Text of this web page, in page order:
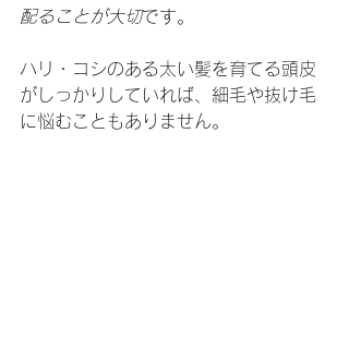
配ることが大切です。
ハリ・コシのある太い髪を育てる頭皮
がしっかりしていれば、細毛や抜け毛
に悩むこともありません。